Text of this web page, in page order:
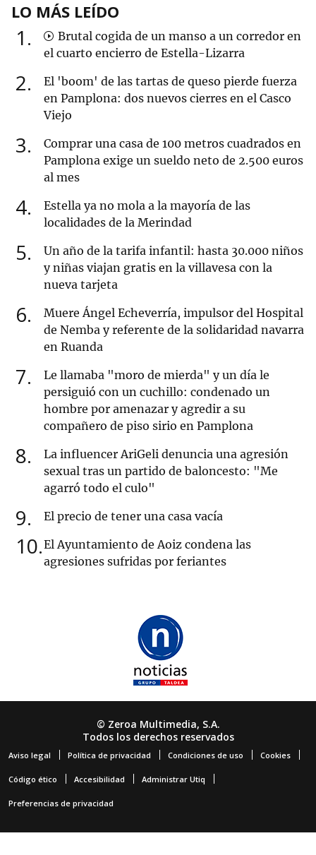
LO MÁS LEÍDO
1
Brutal cogida de un manso a un corredor en
el cuarto encierro de Estella-Lizarra
2
El 'boom' de las tartas de queso pierde fuerza
en Pamplona: dos nuevos cierres en el Casco
Viejo
3
Comprar una casa de 100 metros cuadrados en
Pamplona exige un sueldo neto de 2.500 euros
al mes
4
Estella ya no mola a la mayoría de las
localidades de la Merindad
5
Un año de la tarifa infantil: hasta 30.000 niños
y niñas viajan gratis en la villavesa con la
nueva tarjeta
6
Muere Ángel Echeverría, impulsor del Hospital
de Nemba y referente de la solidaridad navarra
en Ruanda
7
Le llamaba "moro de mierda" y un día le
persiguió con un cuchillo: condenado un
hombre por amenazar y agredir a su
compañero de piso sirio en Pamplona
8
La influencer AriGeli denuncia una agresión
sexual tras un partido de baloncesto: "Me
agarró todo el culo"
9 El precio de tener una casa vacía
10 El Ayuntamiento de Aoiz condena las
agresiones sufridas por feriantes
© Zeroa Multimedia, S.A.
Todos los derechos reservados
Aviso legal Política de privacidad Condiciones de uso Cookies
Código ético Accesibilidad Administrar Utiq
Preferencias de privacidad